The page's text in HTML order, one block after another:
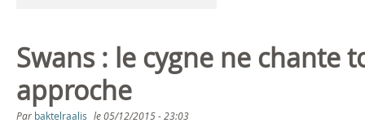
Swans : le cygne ne chante
approche
Par baktelraalis le05/12/2015 - 23:03